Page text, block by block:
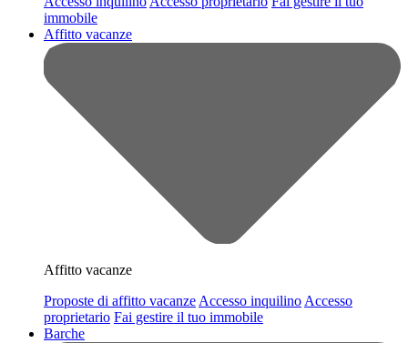
immobile
Affitto vacanze
Affitto vacanze
Proposte di affitto vacanze Accesso inquilino Accesso
proprietario Fai gestire il tuo immobile
Barche